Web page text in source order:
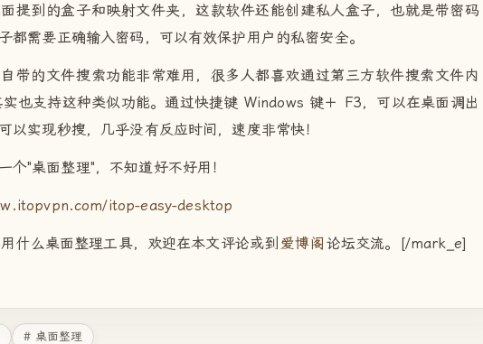
提到的盒子和映射文件夹，这款软件还能创建私人盒子，也就是带密码
都需要正确输入密码，可以有效保护用户的私密安全。
带的文件搜索功能非常难用，很多人都喜欢通过第三方软件搜索文件内
也支持这种类似功能。通过快捷键 Windows 键＋ F3，可以在桌面调出
以实现秒搜，几乎没有反应时间，速度非常快！
个"桌面整理"，不知道好不好用！
itop-easy-desktop
什么桌面整理工具，欢迎在本文评论或到 爱博阁 论坛交流。[/mark_e]
# 桌面整理